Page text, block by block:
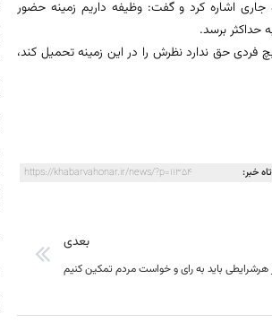
شوراها و ریاست جمهوری در 29 اردیبهشت ماه جاری اشاره کرد و گفت: وظیفه داریم زمینه حضور
حداکثر برسد.
فردی حق ندارد نظرش را در این زمینه تحمیل کند،
خبر: https://khabarvahonar.ir/news/?p=11354
بعدی
هرشرایطی باید به رای و خواست مردم تمکین کنیم